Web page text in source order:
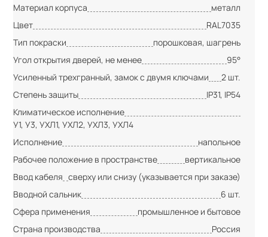
Материал корпуса
металл
Цвет
RAL7035
Тип покраски
порошковая, шагрень
Угол открытия дверей, не менее
95°
Усиленный трехгранный, замок с двумя ключами
2 шт.
Степень защиты
IP31, IP54
Климатическое исполнение
У1, У3, УХЛ1, УХЛ2, УХЛ3, УХЛ4
Исполнение
напольное
Рабочее положение в пространстве
вертикальное
Ввод кабеля сверху или снизу (указывается при заказе)
Вводной сальник
6 шт.
Сфера применения
промышленное и бытовое
Страна производства
Россия